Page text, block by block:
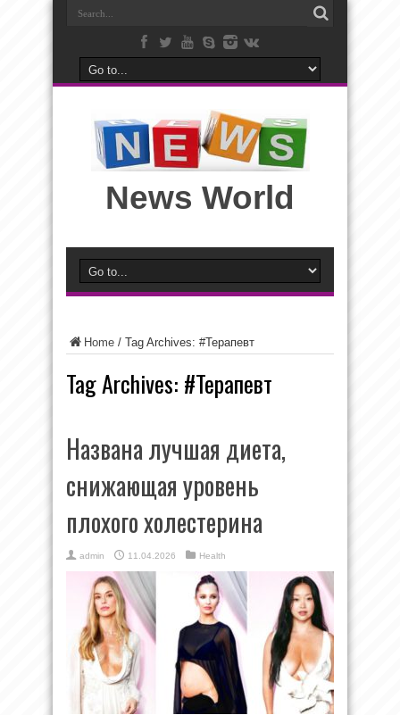
News World
Home / Tag Archives: #Терапевт
Tag Archives: #Терапевт
Названа лучшая диета,
снижающая уровень
плохого холестерина
admin 11.04.2026 Health